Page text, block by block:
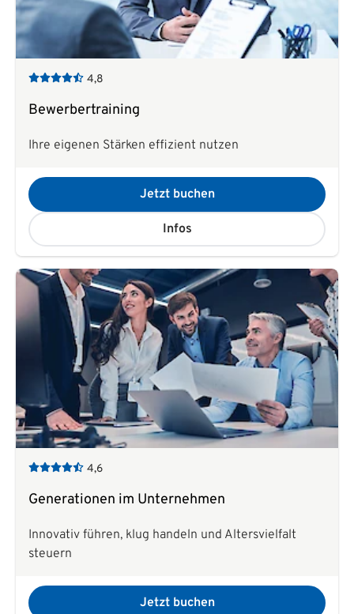
4,8
Bewerbertraining
Ihre eigenen Stärken effizient nutzen
Jetzt buchen
Infos
4,6
Generationen im Unternehmen
Innovativ führen, klug handeln und Altersvielfalt
steuern
Jetzt buchen